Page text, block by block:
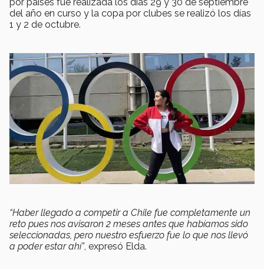
del año en curso y la copa por clubes se realizó los días
1 y 2 de octubre.
“Haber llegado a competir a Chile fue completamente un
reto pues nos avisaron 2 meses antes que habíamos sido
seleccionadas, pero nuestro esfuerzo fue lo que nos llevó
a poder estar ahí”, expresó Elda.